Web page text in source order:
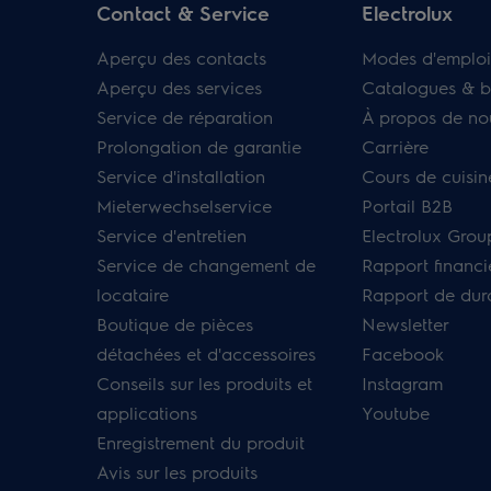
Contact & Service
Aperçu des contacts
Aperçu des services
Service de réparation
Prolongation de garantie
Service d'installation
Mieterwechselservice
Service d'entretien
Service de changement de
locataire
Boutique de pièces
détachées et d'accessoires
Conseils sur les produits et
applications
Enregistrement du produit
Avis sur les produits
Electrolux
Modes d'emploi
Catalogues &
À propos de
Carrière
Cours de
Portail B2B
Electrolux
Rapport
Rapport de
Newsletter
Facebook
Instagram
Youtube